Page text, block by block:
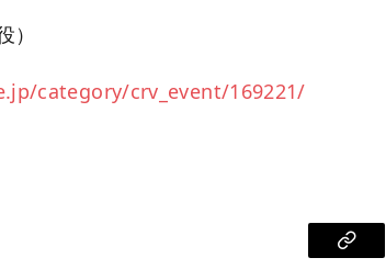
category/crv_event/169221/
Copy